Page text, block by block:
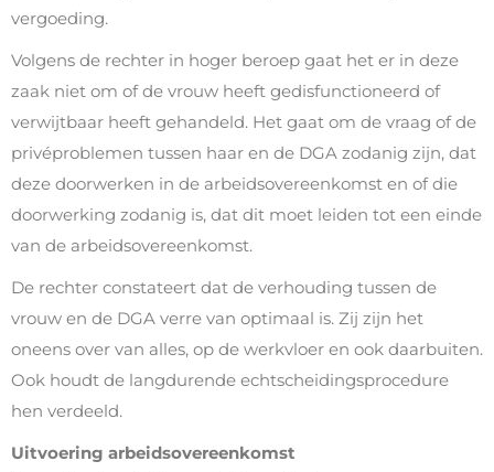
vergoeding.
Volgens de rechter in hoger beroep gaat het er in deze
zaak niet om of de vrouw heeft gedisfunctioneerd of
verwijtbaar heeft gehandeld. Het gaat om de vraag of de
privéproblemen tussen haar en de DGA zodanig zijn, dat
deze doorwerken in de arbeidsovereenkomst en of die
doorwerking zodanig is, dat dit moet leiden tot een einde
van de arbeidsovereenkomst.
De rechter constateert dat de verhouding tussen de
vrouw en de DGA verre van optimaal is. Zij zijn het
oneens over van alles, op de werkvloer en ook daarbuiten.
Ook houdt de langdurende echtscheidingsprocedure
hen verdeeld.
Uitvoering arbeidsovereenkomst